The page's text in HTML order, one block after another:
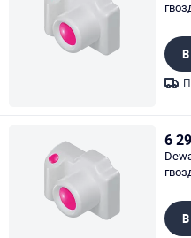
В
6
В